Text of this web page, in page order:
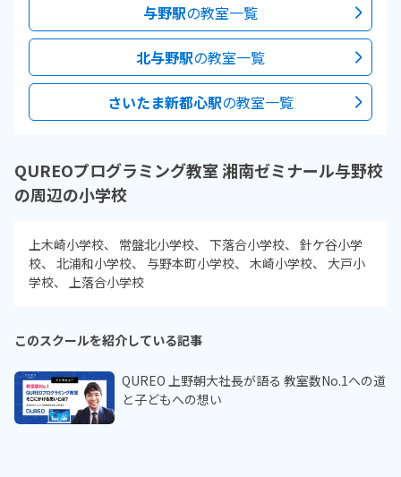
与野駅の教室一覧
北与野駅の教室一覧
さいたま新都心駅の教室一覧
QUREOプログラミング教室 湘南ゼミナール与野校
の周辺の小学校
上木崎小学校 常盤北小学校 下落合小学校
針ケ谷小学
校
北浦和小学校 与野本町小学校 木崎小学校
大戸小
学校
上落合小学校
このスクールを紹介している記事
QUREO 上野朝大社長が語る 教室数No.1への道
と子どもへの想い